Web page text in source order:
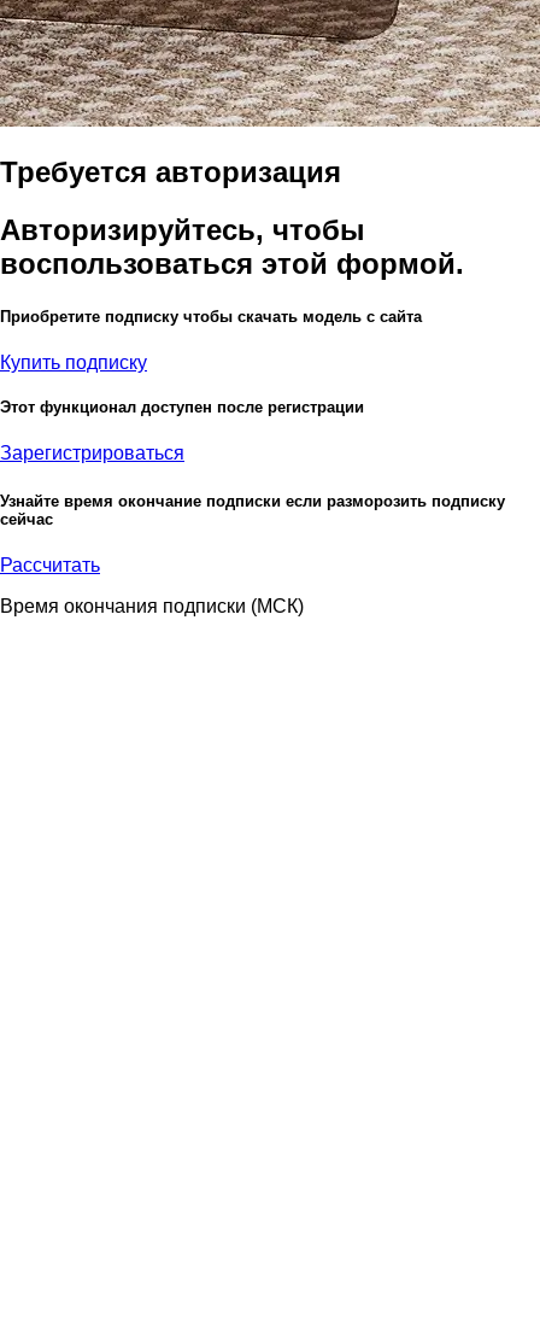
Требуется авторизация
Авторизируйтесь, чтобы
воспользоваться этой формой.
Приобретите подписку чтобы скачать модель с сайта
Купить подписку
Этот функционал доступен после регистрации
Зарегистрироваться
Узнайте время окончание подписки если разморозить подписку
сейчас
Рассчитать
Время окончания подписки (МСК)